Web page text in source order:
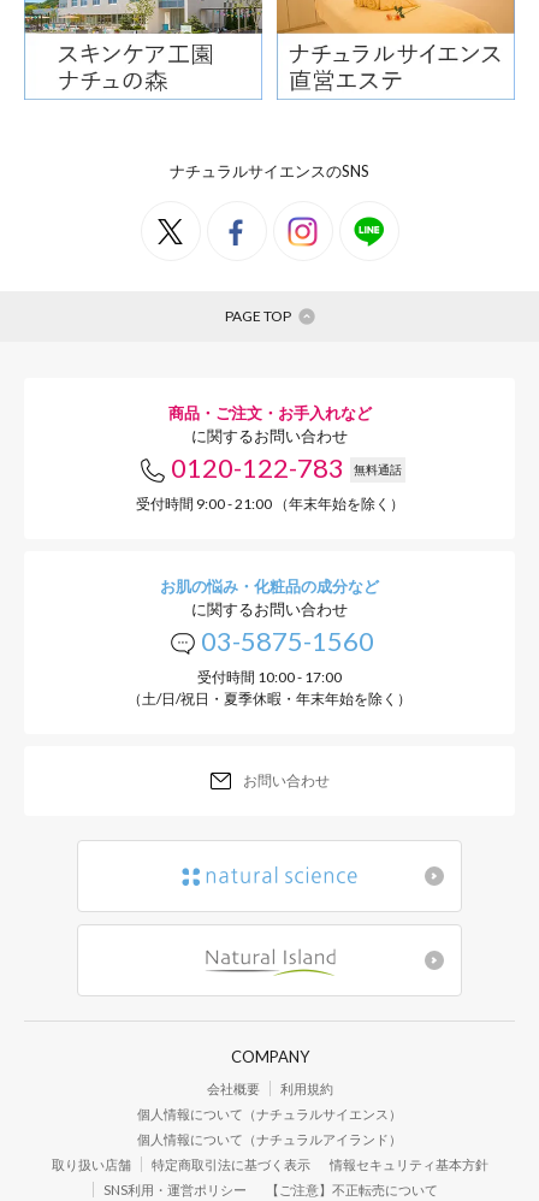
ナチュラル２０より明るめ、ピ
●ナチュラル２０
ピンクとオークルの中間色で、
●オークル２０
ナチュラル２０よりやや黄みよ
※モイストパウダーファンデーションは、ナチュラル10・ナチュラル20・オ
※サンプルはありません。色味をお試しになりたい場合は「モイストクリア
※別売りのパウダーファンデーション用コンパクトケースに入れてお使いくだ
ナチュラルサイエンスのSNS
PAGE TOP
商品・ご注文・お手入れなど
に関するお問い合わせ
0120-122-783 無料通話
受付時間 9:00 - 21:00 （年末年始を除く）
お肌の悩み・化粧品の成分など
に関するお問い合わせ
03-5875-1560
受付時間 10:00 - 17:00
（土/日/祝日・夏季休暇・年末年始を除く）
お問い合わせ
COMPANY
会社概要
利用規約
個人情報について（ナチュラルサイエンス）
個人情報について（ナチュラルアイランド）
取り扱い店舗
特定商取引法に基づく表示
情報セキュリティ基本方針
SNS利用・運営ポリシー
【ご注意】不正転売について